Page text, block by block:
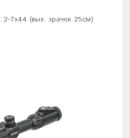
2-7x44 (вых. зрачок 25см)